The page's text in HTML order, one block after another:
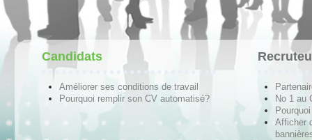
Candidats
Améliorer ses conditions de travail
Pourquoi remplir son CV automatisé?
No 1 au
Afficher